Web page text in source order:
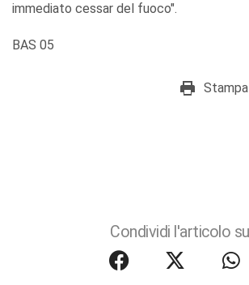
immediato cessar del fuoco".
BAS 05
Condividi l'articolo